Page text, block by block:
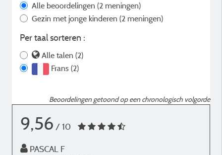
Alle beoordelingen (2 meningen)
Gezin met jonge kinderen (2 meningen)
Per taal sorteren :
Alle talen (2)
Frans (2)
Beoordelingen getoond op een chronologisch volgorde
9,56 / 10
PASCAL F